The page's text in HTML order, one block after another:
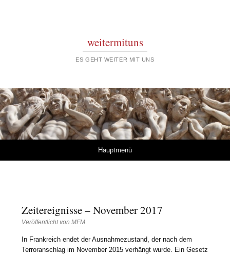
weitermituns
ES GEHT WEITER MIT UNS
Hauptmenü
Zeitereignisse – November 2017
Veröffentlicht vonMFM
In Frankreich endet der Ausnahmezustand, der nach dem
Terroranschlag im November 2015 verhängt wurde. Ein Gesetz